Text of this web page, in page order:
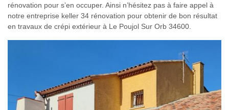
rénovation pour s’en occuper. Ainsi n’hésitez pas à faire appel à
notre entreprise keller 34 rénovation pour obtenir de bon résultat
en travaux de crépi extérieur à Le Poujol Sur Orb 34600.